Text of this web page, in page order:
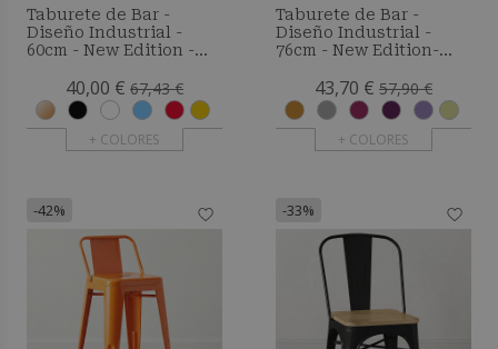
Taburete de Bar -
Diseño Industrial -
60cm - New Edition -
40,00 € 67,43 €
+ COLORES
Taburete de Bar -
Diseño Industrial -
76cm - New Edition-
43,70 € 57,90 €
+ COLORES
-42% -33%